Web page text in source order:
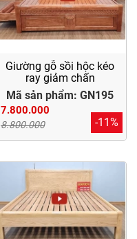
Giường gỗ sồi hộc kéo
ray giảm chấn
Mã sản phẩm: GN195
7.800.000
8.800.000 -11%